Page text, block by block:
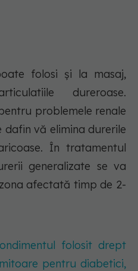
folosi și la masaj,
dureroase.
problemele renale
dafin vă elimina durerile
În tratamentul
generalizate se va
afectată timp de 2-
folosit drept
pentru diabetici,